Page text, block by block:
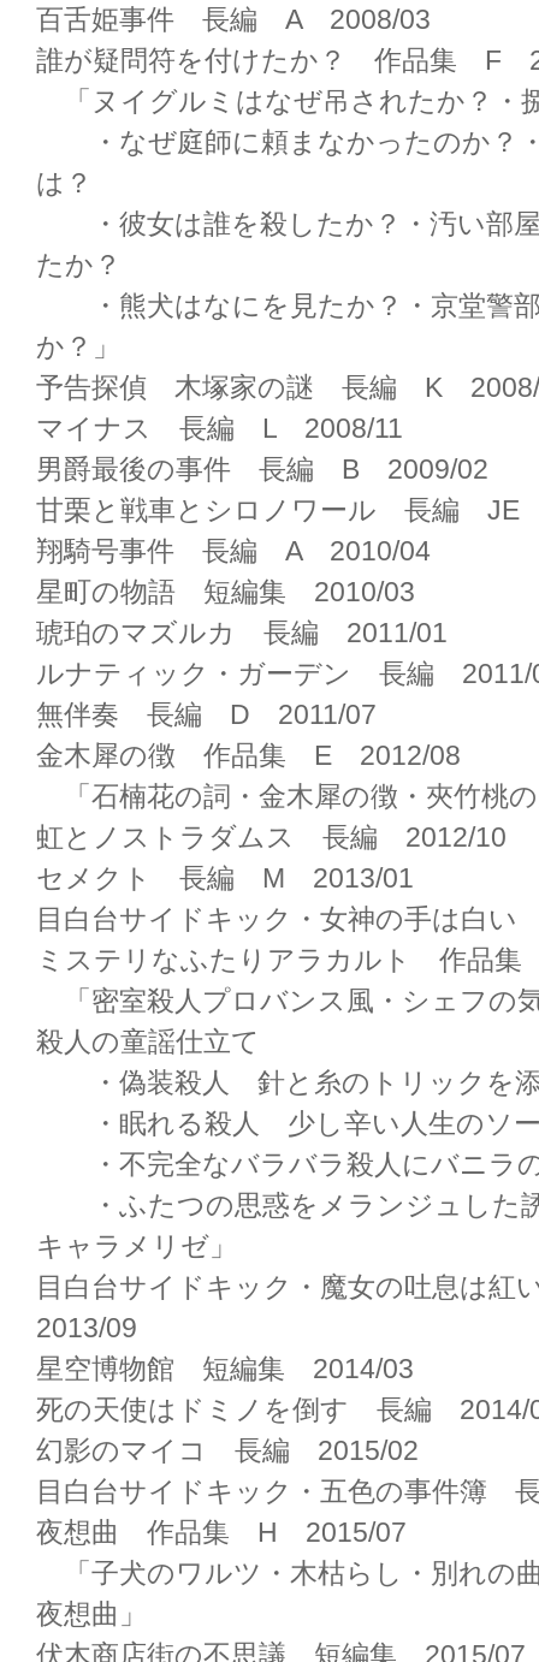
百舌姫事件 長編 A 2008/03
誰が疑問符を付けたか？ 作品集 F
「ヌイグルミはなぜ吊されたか？・
・なぜ庭師に頼まなかったのか？
は？
・彼女は誰を殺したか？・汚い部
たか？
・熊犬はなにを見たか？・京堂警
か？」
予告探偵 木塚家の謎 長編 K
マイナス 長編 L 2008/11
男爵最後の事件 長編 B 2009/02
甘栗と戦車とシロノワール 長編 JE
翔騎号事件 長編 A 2010/04
星町の物語 短編集 2010/03
琥珀のマズルカ 長編 2011/01
ルナティック・ガーデン 長編 2011/
無伴奏 長編 D 2011/07
金木犀の徴 作品集 E 2012/08
「石楠花の詞・金木犀の徴・夾竹桃
虹とノストラダムス 長編 2012/10
セメクト 長編 M 2013/01
目白台サイドキック・女神の手は
ミステリなふたりアラカルト 作品
「密室殺人プロバンス風・シェフの
殺人の童謡仕立て
・偽装殺人 針と糸のトリックを
・眠れる殺人 少し辛い人生のソー
・不完全なバラバラ殺人にバニラ
・ふたつの思惑をメランジュした
キャラメリゼ」
目白台サイドキック・魔女の吐息
2013/09
星空博物館 短編集 2014/03
死の天使はドミノを倒す 長編 2014/
幻影のマイコ 長編 2015/02
目白台サイドキック・五色の事件簿
夜想曲 作品集 H 2015/07
「子犬のワルツ・木枯らし・別れの
夜想曲」
伏木商店街の不思議 短編集 2015/07